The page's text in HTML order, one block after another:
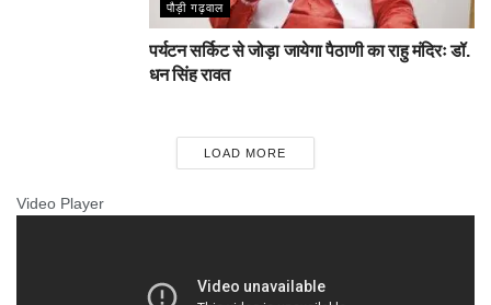
पौड़ी गढ़वाल
पर्यटन सर्किट से जोड़ा जायेगा पैठाणी का राहु मंदिरः डॉ.
धन सिंह रावत
LOAD MORE
Video Player